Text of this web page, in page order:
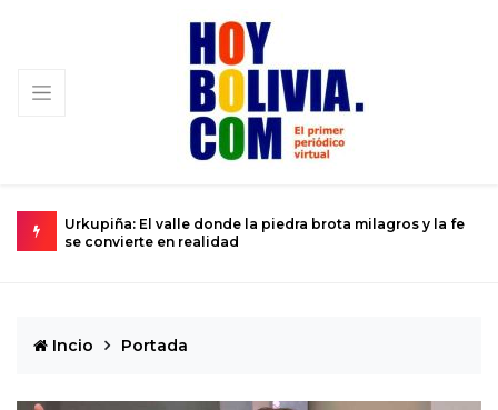
Urkupiña: El valle donde la piedra brota milagros y la fe
se convierte en realidad
Incio Portada